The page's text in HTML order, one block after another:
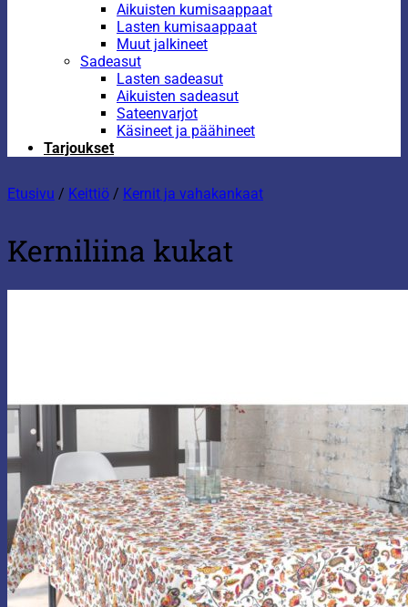
Aikuisten kumisaappaat
Lasten kumisaappaat
Muut jalkineet
Sadeasut
Lasten sadeasut
Aikuisten sadeasut
Sateenvarjot
Käsineet ja päähineet
Tarjoukset
Etusivu / Keittiö / Kernit ja vahakankaat
Kerniliina kukat